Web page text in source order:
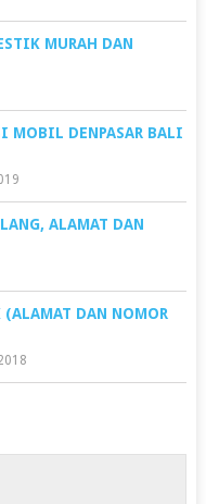
MURAH DAN
MOBIL DENPASAR BALI
ALAMAT DAN
DAN NOMOR